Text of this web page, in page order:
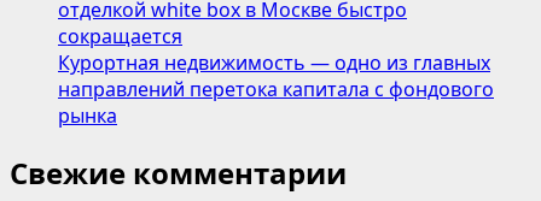
отделкой white box в Москве быстро
сокращается
Курортная недвижимость — одно из главных
направлений перетока капитала с фондового
рынка
Свежие комментарии